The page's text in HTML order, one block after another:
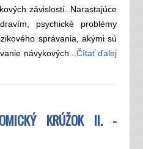
závislostí. Narastajúce
psychické problémy
správania, akými sú
návykových... Čítať ďalej
KRÚŽOK II. -